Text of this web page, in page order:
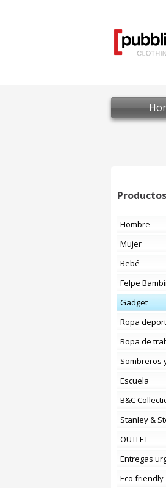
Productos
Hombre
Mujer
Bebé
Felpe
Gadget
Ropa
Ropa de
Escuela
B&C
Stanley &
OUTLET
Entregas
Eco friendly